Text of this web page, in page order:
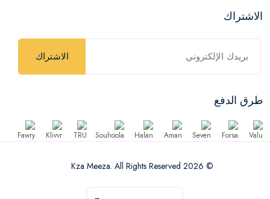
الاشتراك
الاشتراك
طرق الدفع
© 2026 Kza Meeza. All Rights Reserved